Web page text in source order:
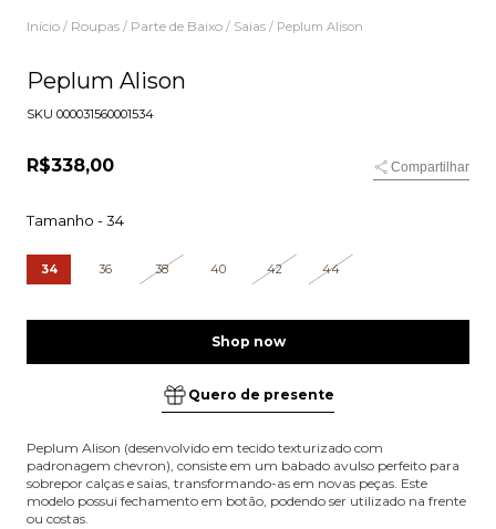
Início / Roupas / Parte de Baixo / Saias / Peplum Alison
Peplum Alison
SKU 000031560001534
R$338,00 Compartilhar
Tamanho -34
34 36 38 40 42 44
Quero de presente
Peplum Alison (desenvolvido em tecido texturizado com
padronagem chevron), consiste em um babado avulso perfeito para
sobrepor calças e saias, transformando-as em novas peças. Este
modelo possui fechamento em botão, podendo ser utilizado na frente
ou costas.